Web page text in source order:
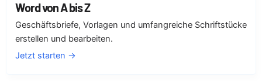
Word von A bis Z
Geschäftsbriefe, Vorlagen und umfangreiche Schriftstücke
erstellen und bearbeiten.
Jetzt starten →